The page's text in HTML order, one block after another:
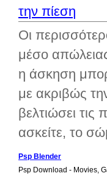
την πίεση
Οι
μέσο
η άσκηση
με ακριβώς
βελτιώσει τις
ασκείτε, το
Psp Blender
Psp Download - Movies,